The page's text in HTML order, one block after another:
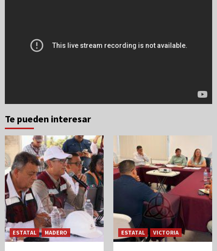
Te pueden interesar
ESTATAL MADERO ESTATAL VICTORIA